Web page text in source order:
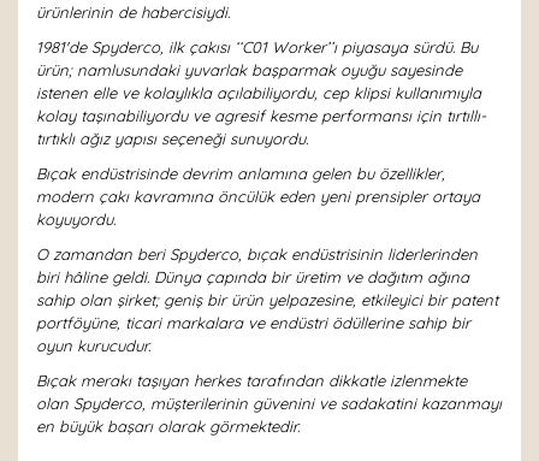
ürünlerinin de habercisiydi.
1981'de Spyderco, ilk çakısı ‘‘C01 Worker’’ı piyasaya sürdü. Bu
ürün; namlusundaki yuvarlak başparmak oyuğu sayesinde
istenen elle ve kolaylıkla açılabiliyordu, cep klipsi kullanımıyla
kolay taşınabiliyordu ve agresif kesme performansı için tırtıllı-
tırtıklı ağız yapısı seçeneği sunuyordu.
Bıçak endüstrisinde devrim anlamına gelen bu özellikler,
modern çakı kavramına öncülük eden yeni prensipler ortaya
koyuyordu.
O zamandan beri Spyderco, bıçak endüstrisinin liderlerinden
biri hâline geldi. Dünya çapında bir üretim ve dağıtım ağına
sahip olan şirket; geniş bir ürün yelpazesine, etkileyici bir patent
portföyüne, ticari markalara ve endüstri ödüllerine sahip bir
oyun kurucudur.
Bıçak merakı taşıyan herkes tarafından dikkatle izlenmekte
olan Spyderco, müşterilerinin güvenini ve sadakatini kazanmayı
en büyük başarı olarak görmektedir.